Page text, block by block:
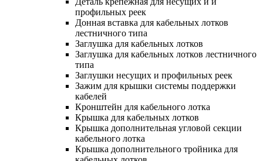
профильных реек
Донная вставка для кабельных лотков
лестничного типа
Заглушка для кабельных лотков
Заглушка для кабельных лотков лестничного
типа
Заглушки несущих и профильных реек
Зажим для крышки системы поддержки
кабелей
Кронштейн для кабельного лотка
Крышка для кабельных лотков
Крышка дополнительная угловой секции
кабельного лотка
Крышка дополнительного тройника для